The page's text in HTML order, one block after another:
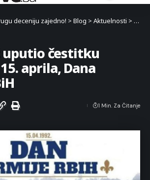
deceniju zajedno! > Blog > Aktuelnosti > Edin
uputio čestitku
aprila, Dana
1 Min. Za Čitanje